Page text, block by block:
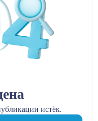
истёк.